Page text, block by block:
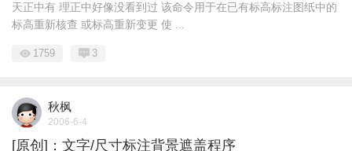
天正中有 理正中好像没看到过 该命令用于在已有标高标注图纸中的
标高重新核查 或标高重新变更 使 ...
1759 3
秋枫
2006-6-4
[原创]：文字/尺寸标注背景遮盖程序